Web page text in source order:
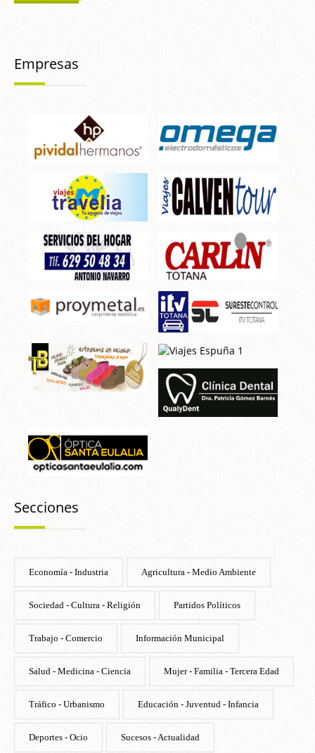
Empresas
Secciones
Economía - Industria Agricultura - Medio Ambiente
Sociedad - Cultura - Religión Partidos Políticos
Trabajo - Comercio Información Municipal
Salud - Medicina - Ciencia Mujer - Familia - Tercera Edad
Tráfico - Urbanismo Educación - Juventud - Infancia
Deportes - Ocio Sucesos - Actualidad